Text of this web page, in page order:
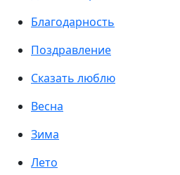
Благодарность
Поздравление
Сказать люблю
Весна
Зима
Лето